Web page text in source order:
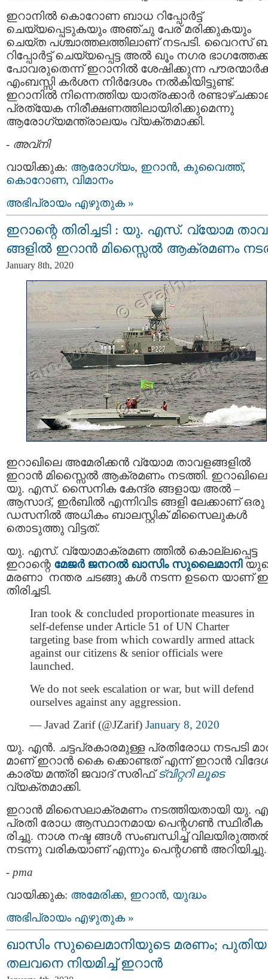
ഇറാനിൽ കൊറോണ ബാധ റിപ്പോർട്ട്
ചെയ്യപ്പെടുകയും അഞ്ചു പേര് മരിക്കുകയും
ചെയ്ത പശ്ചാത്തലത്തിലാണ് നടപടി. വൈറസ്
റിപ്പോർട്ട് ചെയ്യപ്പെട്ട അൽ ഖൂം നഗര
പോവരുതെന്ന് ഇറാനിൽ ശേഷിക്കുന്ന
എംബസ്സി കർശന നിർദേശം നൽകിയിട്ടുണ്ട്.
ഇറാനിൽ നിന്നെത്തിയ യാത്രക്കാർ
പ്രത്യേക നിരീക്ഷണത്തിലായിരിക്കുമെന്നു
ആരോഗ്യമന്ത്രാലയം വ്യക്തമാക്കി.
- അവ്നി
വായിക്കുക: ആരോഗ്യം, ഇറാന്‍, കുവൈത്ത്,
കൊറോണ, വിമാനം
അഭിപ്രായം എഴുതുക »
ഇറാന്റെ തിരിച്ചടി : യു. എസ്. വ്യോമ
ങ്ങളില്‍ ഇറാന്‍ മിസ്സൈല്‍ ആക്രമണം
January 8th, 2020
ഇറാഖിലെ അമേരിക്കന്‍ വ്യോമ താവളങ്ങളില്‍
ഇറാന്‍ മിസ്സൈല്‍ ആക്രമണം നടത്തി. ഇറാഖിലെ
യു. എസ്. സൈനിക കേന്ദ്ര ങ്ങളായ അല്‍ –
ആസാദ്, ഇര്‍ബില്‍ എന്നിവിട ങ്ങളി ലേക്കാണ് ഒരു
ഡസനില്‍ അധികം ബാലസ്റ്റിക് മിസൈലുകള്‍
തൊടുത്തു വിട്ടത്.
യു. എസ്. വ്യോമാക്രമണ ത്തില്‍ കൊല്ലപ്പെട്ട
ഇറാന്റെ മേജര്‍ ജനറല്‍ ഖാസിം സുലൈമാനി
മരണാ നന്തര ചടങ്ങു കള്‍ നടന്ന ഉടനെ യാണ്
തിരിച്ചടി.
Iran took & concluded proportionate measures in
self-defense under Article 51 of UN Charter
targeting base from which cowardly armed attack
against our citizens & senior officials were
launched.
We do not seek escalation or war, but will defend
ourselves against any aggression.
— Javad Zarif (@JZarif) January 8, 2020
യു. എന്‍. ചട്ടപ്രകാരമുള്ള പ്രതിരോധ നടപടി
മാണ് ഇറാന്‍ കൈ ക്കൊണ്ടത് എന്ന് ഇറാന്‍
കാര്യ മന്ത്രി ജവാദ് സരിഫ്ട്വിറ്ററി ലൂടെ
വ്യക്തമാക്കി.
ഇറാന്‍ മിസൈലാക്രമണം നടത്തിയതായി യു.
പ്രതി രോധ ആസ്ഥാനമായ പെന്റഗണ്‍ സ്ഥിരീക
രിച്ചു. നാശ നഷ്ട ങ്ങള്‍ സംബന്ധിച്ച്
നടന്നു വരികയാണ് എന്നും പെന്റഗണ്‍ അറിയിച്ചു.
- pma
വായിക്കുക: അമേരിക്ക, ഇറാന്‍, യുദ്ധം
അഭിപ്രായം എഴുതുക »
ഖാസിം സുലൈമാനിയുടെ മരണം; പുതിയ
തലവനെ നിയമിച്ച് ഇറാന്‍